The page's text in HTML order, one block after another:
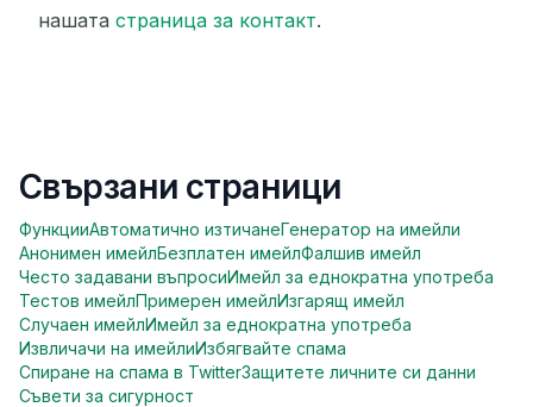
нашата страница за контакт.
Свързани страници
ФункцииАвтоматично изтичанеГенератор на имейли
Анонимен имейлБезплатен имейлФалшив имейл
Често задавани въпросиИмейл за еднократна употреба
Тестов имейлПримерен имейлИзгарящ имейл
Случаен имейлИмейл за еднократна употреба
Извличачи на имейлиИзбягвайте спама
Спиране на спама в TwitterЗащитете личните си данни
Съвети за сигурност